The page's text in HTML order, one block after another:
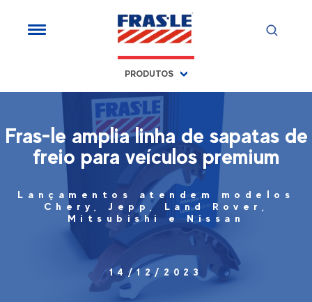
PRODUTOS
Fras-le amplia linha de sapatas de
freio para veículos premium
Lançamentos atendem modelos
Chery, Jepp, Land Rover,
Mitsubishi e Nissan
14/12/2023